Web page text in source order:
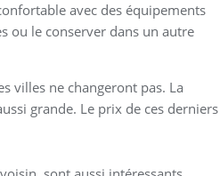
avec des équipements
ou le conserver dans un autre
villes ne changeront pas. La
grande. Le prix de ces derniers